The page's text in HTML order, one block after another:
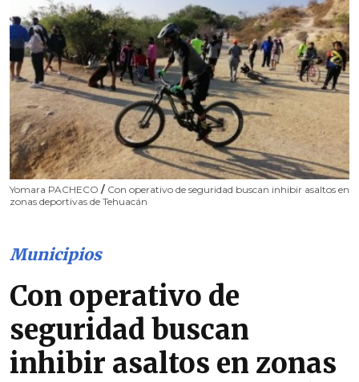
Yomara PACHECO / Con operativo de seguridad buscan inhibir asaltos en
zonas deportivas de Tehuacán
Municipios
Con operativo de
seguridad buscan
inhibir asaltos en zonas